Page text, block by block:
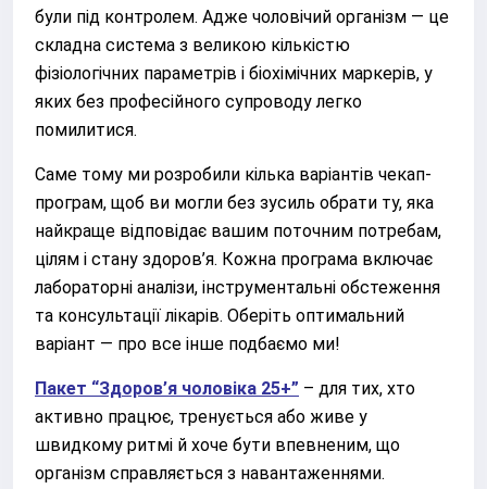
були під контролем. Адже чоловічий організм — це
складна система з великою кількістю
фізіологічних параметрів і біохімічних маркерів, у
яких без професійного супроводу легко
помилитися.
Саме тому ми розробили кілька варіантів чекап-
програм, щоб ви могли без зусиль обрати ту, яка
найкраще відповідає вашим поточним потребам,
цілям і стану здоров’я. Кожна програма включає
лабораторні аналізи, інструментальні обстеження
та консультації лікарів. Оберіть оптимальний
варіант — про все інше подбаємо ми!
Пакет “Здоров’я чоловіка 25+” – для тих, хто
активно працює, тренується або живе у
швидкому ритмі й хоче бути впевненим, що
організм справляється з навантаженнями.